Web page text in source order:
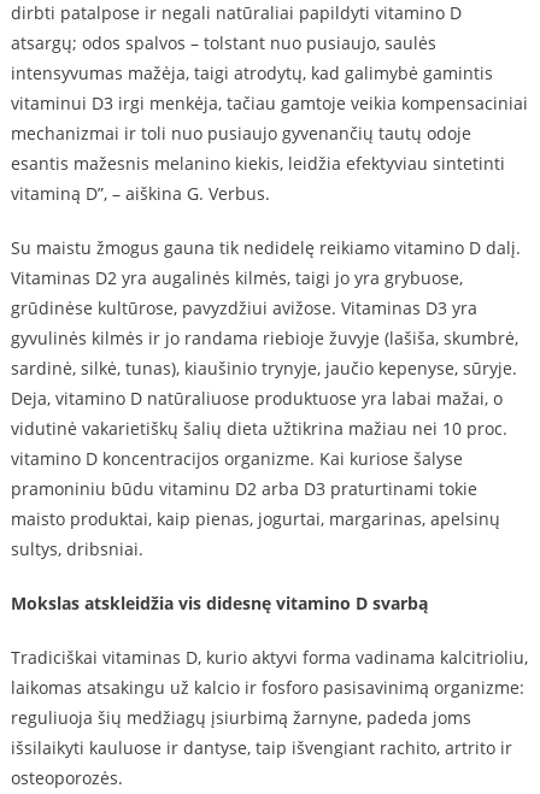
dirbti patalpose ir negali natūraliai papildyti vitamino D
atsargų; odos spalvos – tolstant nuo pusiaujo, saulės
intensyvumas mažėja, taigi atrodytų, kad galimybė gamintis
vitaminui D3 irgi menkėja, tačiau gamtoje veikia kompensaciniai
mechanizmai ir toli nuo pusiaujo gyvenančių tautų odoje
esantis mažesnis melanino kiekis, leidžia efektyviau sintetinti
vitaminą D”, – aiškina G. Verbus.
Su maistu žmogus gauna tik nedidelę reikiamo vitamino D dalį.
Vitaminas D2 yra augalinės kilmės, taigi jo yra grybuose,
grūdinėse kultūrose, pavyzdžiui avižose. Vitaminas D3 yra
gyvulinės kilmės ir jo randama riebioje žuvyje (lašiša, skumbrė,
sardinė, silkė, tunas), kiaušinio trynyje, jaučio kepenyse, sūryje.
Deja, vitamino D natūraliuose produktuose yra labai mažai, o
vidutinė vakarietiškų šalių dieta užtikrina mažiau nei 10 proc.
vitamino D koncentracijos organizme. Kai kuriose šalyse
pramoniniu būdu vitaminu D2 arba D3 praturtinami tokie
maisto produktai, kaip pienas, jogurtai, margarinas, apelsinų
sultys, dribsniai.
Mokslas atskleidžia vis didesnę vitamino D svarbą
Tradiciškai vitaminas D, kurio aktyvi forma vadinama kalcitrioliu,
laikomas atsakingu už kalcio ir fosforo pasisavinimą organizme:
reguliuoja šių medžiagų įsiurbimą žarnyne, padeda joms
išsilaikyti kauluose ir dantyse, taip išvengiant rachito, artrito ir
osteoporozės.